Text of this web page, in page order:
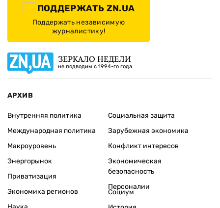
ПОДДЕРЖАТЬ ZN.UA
Поддержать независимую
журналистику!
ЗЕРКАЛО НЕДЕЛИ
не подводим с 1994-го года
АРХИВ
Внутренняя политика
Международная политика
Макроуровень
Энергорынок
Приватизация
Экономика регионов
Социальная защита
Зарубежная экономика
Конфликт интересов
Экономическая
безопасность
Персоналии
Социум